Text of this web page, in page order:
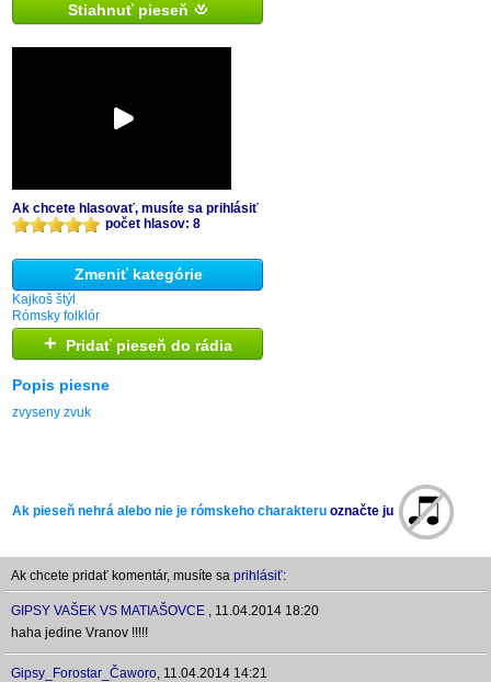
Stiahnuť pieseň
Ak chcete hlasovať, musíte sa prihlásiť
počet hlasov: 8
Zmeniť kategórie
Kajkoš štýl
Rómsky folklór
+ Pridať pieseň do rádia
Popis piesne
zvyseny zvuk
Ak pieseň nehrá alebo nie je rómskeho charakteru označte ju
Ak chcete pridať komentár, musíte sa prihlásiť:
GIPSY VAŠEK VS MATIAŠOVCE , 11.04.2014 18:20
haha jedine Vranov !!!!!
Gipsy_Forostar_Čaworo, 11.04.2014 14:21